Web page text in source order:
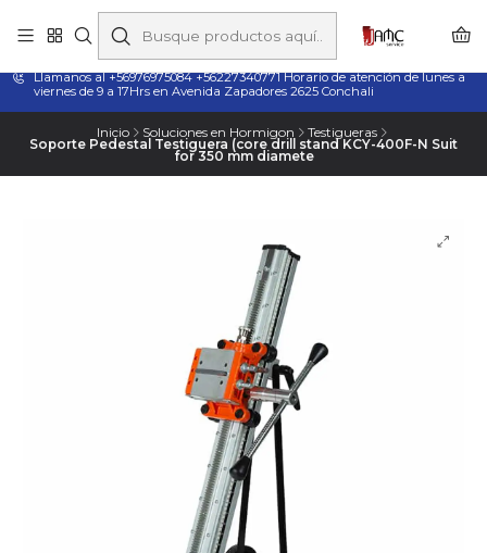
Taladros Magnéticos en Chile | Venta, Arriendo y Servicio
Técnico
Llamanos al +56976975084 +56227340771 Horario de atención de lunes a
viernes de 9 a 17Hrs en Avenida Zapadores 2625 Conchali
Inicio Soluciones en Hormigon Testigueras
Soporte Pedestal Testiguera (core drill stand KCY-400F-N Suit
for 350 mm diamete